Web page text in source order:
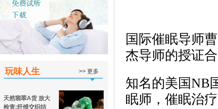
玩味人生 >> 更多
天然翡翠A货 放大
检查:纤维交织结
国际催眠导师
杰导师的授证
知名的美国NB
眠师，催眠治